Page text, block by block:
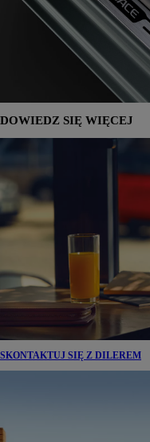
DOWIEDZ SIĘ WIĘCEJ
SKONTAKTUJ SIĘ Z DILEREM